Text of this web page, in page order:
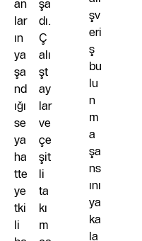
an
lar
ın
ya
şa
nd
ığı
se
ya
ha
tte
ye
tki
li
şa
dı.
Ç
alı
şt
ay
lar
ve
çe
şit
li
ta
kı
m
şv
eri
ş
bu
lu
n
m
a
şa
ns
ını
ya
ka
la